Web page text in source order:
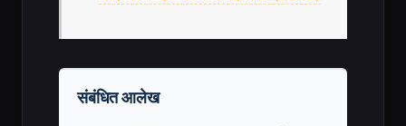
संबंधित आलेख